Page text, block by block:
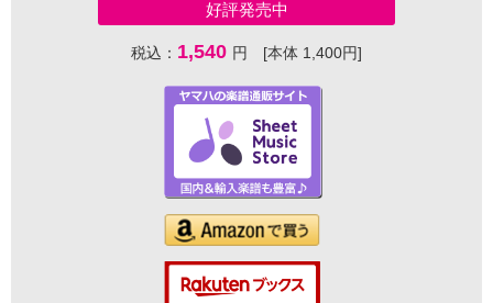
好評発売中
税込： 1,540 円 [本体 1,400円]